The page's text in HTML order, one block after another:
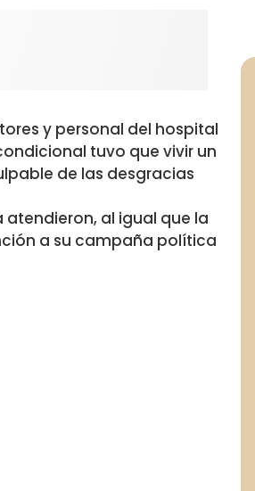
y personal del hospital
tuvo que vivir un
de las desgracias
atendieron, al igual que la
a su campaña política